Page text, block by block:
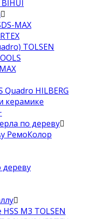
MAX
TOLSEN
Quadro HILBERG
керамике
по дереву
РемоКолор
M3 TOLSEN